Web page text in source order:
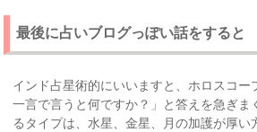
最後に占いブログっぽい話をすると
インド占星術的にいいますと、ホロスコー
一言で言うと何ですか？」と答えを急ぎま
るタイプは、水星、金星、月の加護が厚い